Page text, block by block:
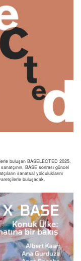
buluşan BASELECTED 2025,
BASE sonrası güncel
sanatsal yolculuklarını
buluşacak.